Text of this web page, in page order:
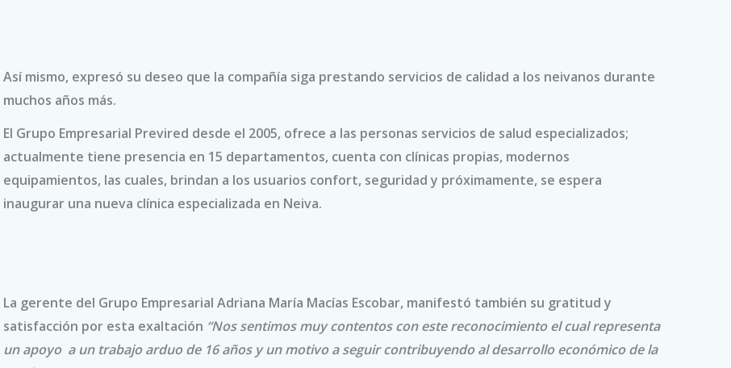
Así mismo, expresó su deseo que la compañía siga prestando servicios de calidad a los neivanos durante
muchos años más.
El Grupo Empresarial Previred desde el 2005, ofrece a las personas servicios de salud especializados;
actualmente tiene presencia en 15 departamentos, cuenta con clínicas propias, modernos
equipamientos, las cuales, brindan a los usuarios confort, seguridad y próximamente, se espera
inaugurar una nueva clínica especializada en Neiva.
La gerente del Grupo Empresarial Adriana María Macías Escobar, manifestó también su gratitud y
satisfacción por esta exaltación “Nos sentimos muy contentos con este reconocimiento el cual representa
un apoyo a un trabajo arduo de 16 años y un motivo a seguir contribuyendo al desarrollo económico de la